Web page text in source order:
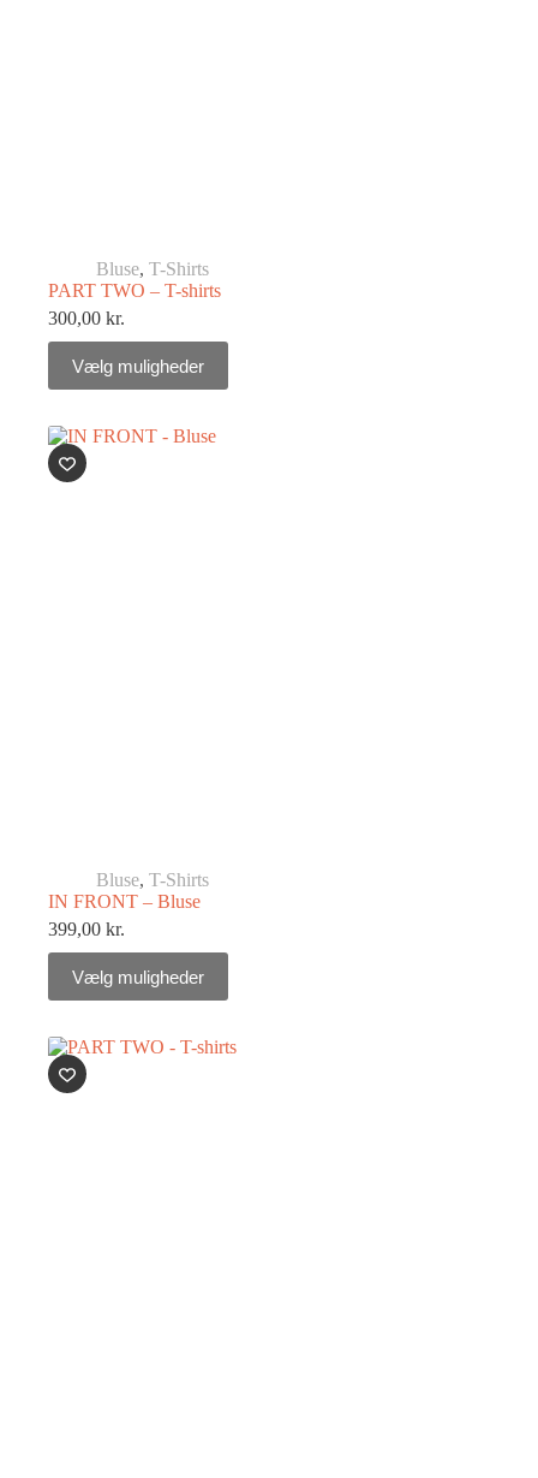
Bluse, T-Shirts
PART TWO – T-shirts
300,00 kr.
Vælg muligheder
Bluse, T-Shirts
IN FRONT – Bluse
399,00 kr.
Vælg muligheder